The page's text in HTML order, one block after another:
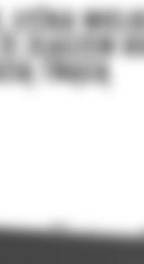
ŁYŻKA
ZŁĄCZEM
TNĄCĄ